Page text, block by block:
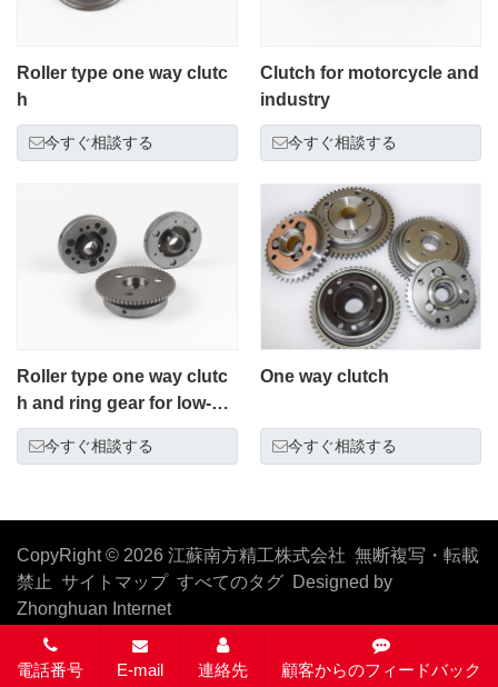
Roller type one way clutc
h
今すぐ相談する
Clutch for motorcycle and
industry
今すぐ相談する
Roller type one way clutc
h and ring gear for low-em
ission motorcycle less 15
0cc and gear
今すぐ相談する
One way clutch
今すぐ相談する
CopyRight © 2026 江蘇南方精工株式会社 無断複写・転載
禁止 サイトマップ すべてのタグ Designed by
Zhonghuan Internet
電話番号 E-mail 連絡先 顧客からのフィードバック